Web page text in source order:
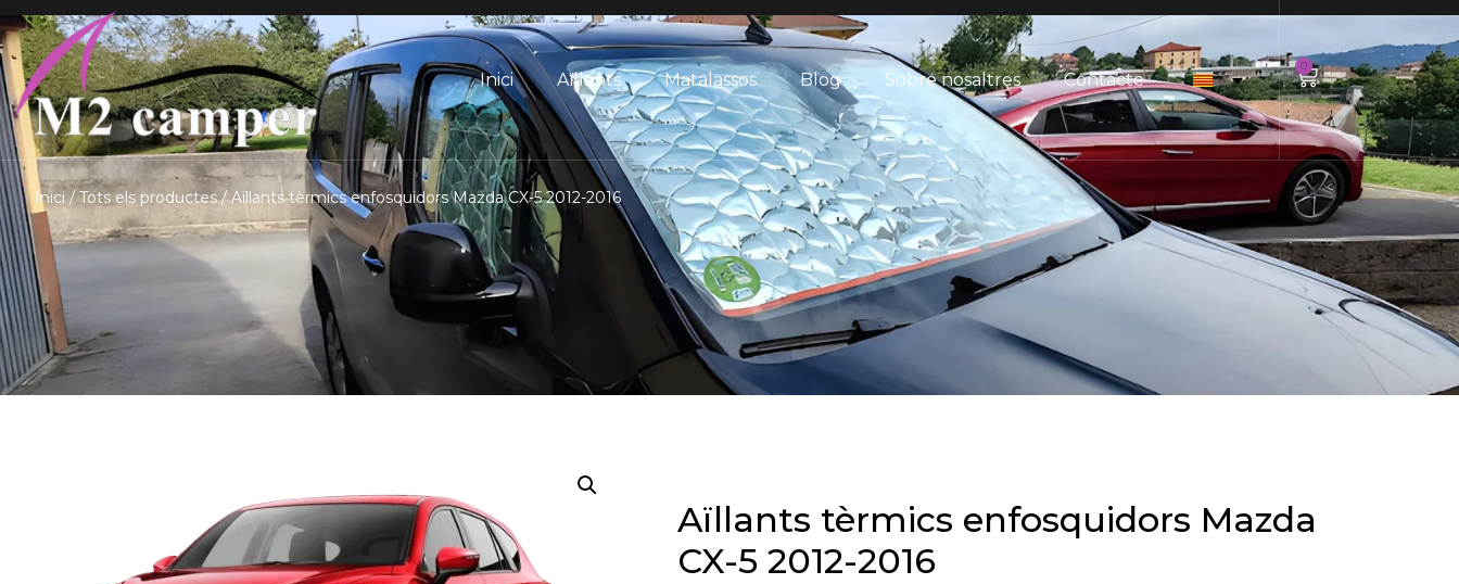
Saltar
al
contingut
Inici Aïllants Matalassos Blog Sobre nosaltres Contacte
0
Inici/Tots els productes/ Aïllants tèrmics enfosquidors Mazda CX-5 2012-2016
Aïllants tèrmics enfosquidors Mazda
CX-5 2012-2016